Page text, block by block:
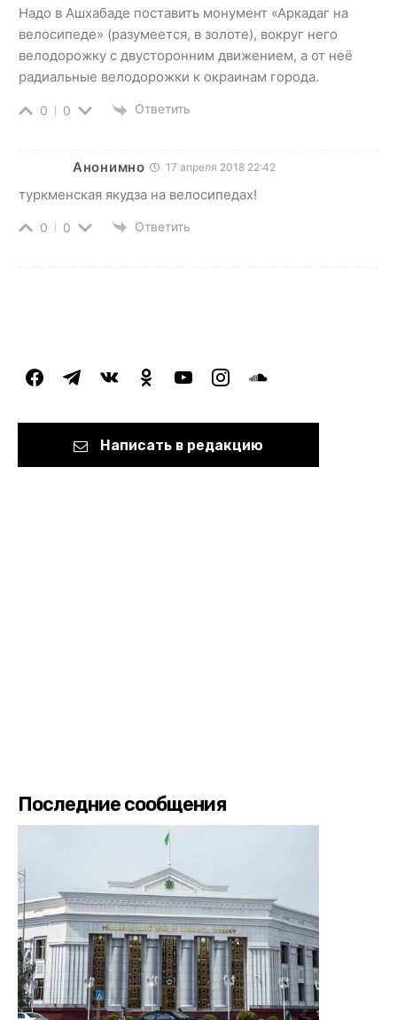
Надо в Ашхабаде поставить монумент «Аркадаг на
велосипеде» (разумеется, в золоте), вокруг него
велодорожку с двусторонним движением, а от неё
радиальные велодорожки к окраинам города.
0 0 Ответить
Анонимно 17 апреля 2018 22:42
туркменская якудза на велосипедах!
0 0 Ответить
facebooktelegramvkontakteodnoklassniki
youtubeinstagramsoundcloud
Написать в редакцию
Последние сообщения